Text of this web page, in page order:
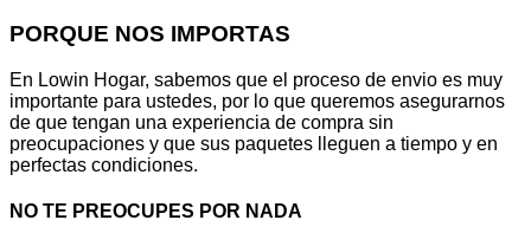
PORQUE NOS IMPORTAS
En Lowin Hogar, sabemos que el proceso de envio es muy
importante para ustedes, por lo que queremos asegurarnos
de que tengan una experiencia de compra sin
preocupaciones y que sus paquetes lleguen a tiempo y en
perfectas condiciones.
NO TE PREOCUPES POR NADA